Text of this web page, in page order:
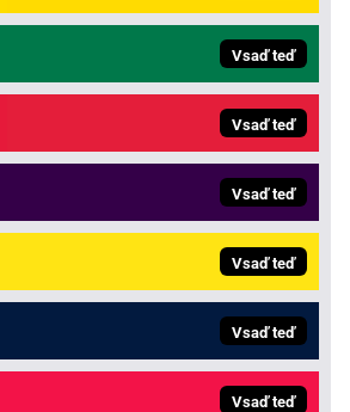
Vsaď teď
Vsaď teď
Vsaď teď
Vsaď teď
Vsaď teď
Vsaď teď